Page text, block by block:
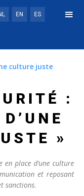
EN ES
culture juste
:
»
en place d’une culture
et reposant
sanctions.